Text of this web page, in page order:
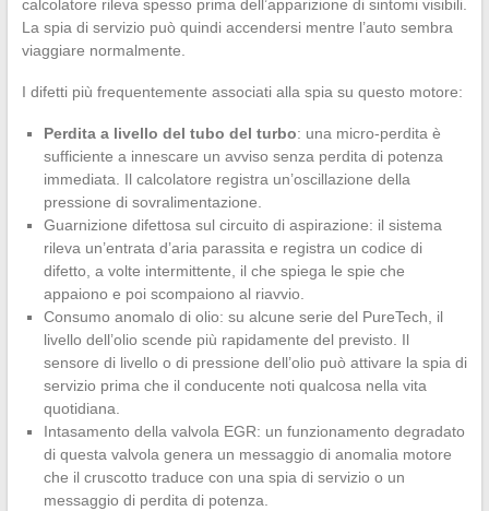
calcolatore rileva spesso prima dell’apparizione di sintomi visibili.
La spia di servizio può quindi accendersi mentre l’auto sembra
viaggiare normalmente.
I difetti più frequentemente associati alla spia su questo motore:
Perdita a livello del tubo del turbo: una micro-perdita è
sufficiente a innescare un avviso senza perdita di potenza
immediata. Il calcolatore registra un’oscillazione della
pressione di sovralimentazione.
Guarnizione difettosa sul circuito di aspirazione: il sistema
rileva un’entrata d’aria parassita e registra un codice di
difetto, a volte intermittente, il che spiega le spie che
appaiono e poi scompaiono al riavvio.
Consumo anomalo di olio: su alcune serie del PureTech, il
livello dell’olio scende più rapidamente del previsto. Il
sensore di livello o di pressione dell’olio può attivare la spia di
servizio prima che il conducente noti qualcosa nella vita
quotidiana.
Intasamento della valvola EGR: un funzionamento degradato
di questa valvola genera un messaggio di anomalia motore
che il cruscotto traduce con una spia di servizio o un
messaggio di perdita di potenza.